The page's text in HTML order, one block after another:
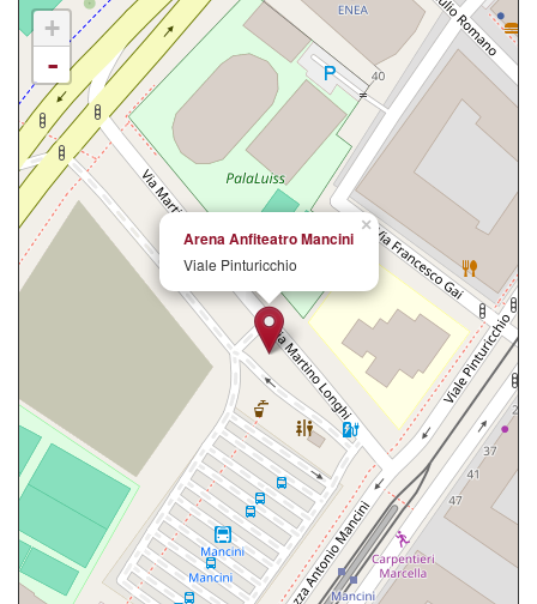
×
Arena Anfiteatro Mancini
Viale Pinturicchio
+
-